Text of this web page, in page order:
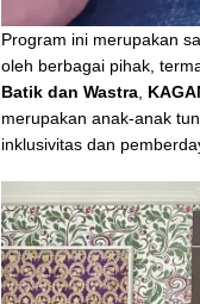
Program ini merupakan
oleh berbagai pihak,
Batik dan Wastra
merupakan anak-anak
inklusivitas dan